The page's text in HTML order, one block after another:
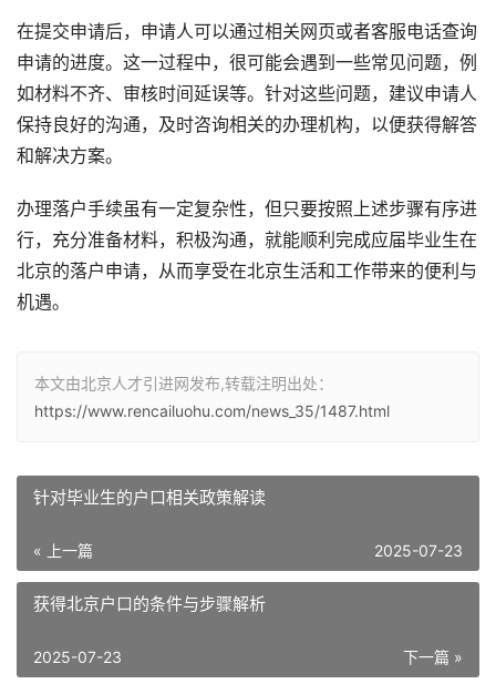
在提交申请后，申请人可以通过相关网页或者客服电话查询
申请的进度。这一过程中，很可能会遇到一些常见问题，例
如材料不齐、审核时间延误等。针对这些问题，建议申请人
保持良好的沟通，及时咨询相关的办理机构，以便获得解答
和解决方案。
办理落户手续虽有一定复杂性，但只要按照上述步骤有序进
行，充分准备材料，积极沟通，就能顺利完成应届毕业生在
北京的落户申请，从而享受在北京生活和工作带来的便利与
机遇。
本文由北京人才引进网发布,转载注明出处：
https://www.rencailuohu.com/news_35/1487.html
针对毕业生的户口相关政策解读
« 上一篇 2025-07-23
获得北京户口的条件与步骤解析
下一篇 »
2025-07-23